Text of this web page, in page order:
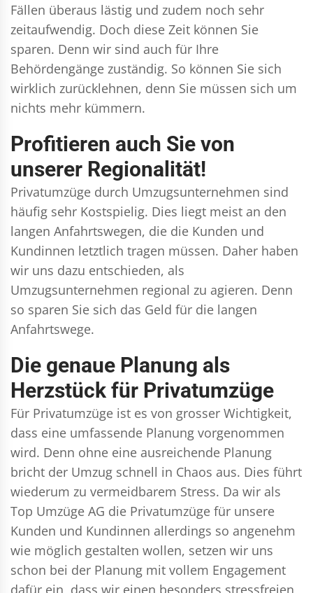
Fällen überaus lästig und zudem noch sehr
zeitaufwendig. Doch diese Zeit können Sie
sparen. Denn wir sind auch für Ihre
Behördengänge zuständig. So können Sie sich
wirklich zurücklehnen, denn Sie müssen sich um
nichts mehr kümmern.
Profitieren auch Sie von
unserer Regionalität!
Privatumzüge durch Umzugsunternehmen sind
häufig sehr Kostspielig. Dies liegt meist an den
langen Anfahrtswegen, die die Kunden und
Kundinnen letztlich tragen müssen. Daher haben
wir uns dazu entschieden, als
Umzugsunternehmen regional zu agieren. Denn
so sparen Sie sich das Geld für die langen
Anfahrtswege.
Die genaue Planung als
Herzstück für Privatumzüge
Für Privatumzüge ist es von grosser Wichtigkeit,
dass eine umfassende Planung vorgenommen
wird. Denn ohne eine ausreichende Planung
bricht der Umzug schnell in Chaos aus. Dies führt
wiederum zu vermeidbarem Stress. Da wir als
Top Umzüge AG die Privatumzüge für unsere
Kunden und Kundinnen allerdings so angenehm
wie möglich gestalten wollen, setzen wir uns
schon bei der Planung mit vollem Engagement
dafür ein, dass wir einen besonders stressfreien